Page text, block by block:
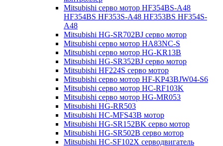
Mitsubishi серво мотор HF354BS-A48
HF354BS HF353S-A48 HF353BS HF354S-
A48
Mitsubishi HG-SR702BJ серво мотор
Mitsubishi серво мотор HA83NC-S
Mitsubishi серво мотор HG-KR13B
Mitsubishi HG-SR352BJ серво мотор
Mitsubishi HF224S серво мотор
Mitsubishi серво мотор HF-KP43BJW04-S6
Mitsubishi серво мотор HC-RF103K
Mitsubishi серво мотор HG-MR053
Mitsubishi HG-RR503
Mitsubishi HC-MFS43B мотор
Mitsubishi HG-SR152BK серво мотор
Mitsubishi HG-SR502B серво мотор
Mitsubishi HC-SF102X серводвигатель